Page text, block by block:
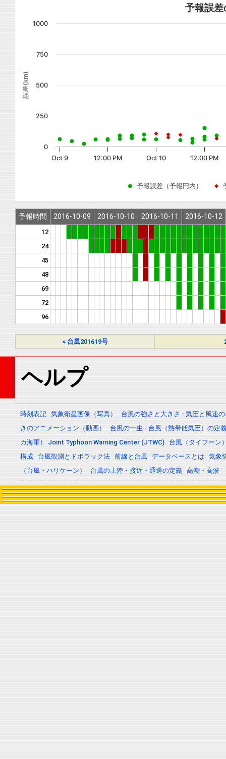
誤差(km)
予報誤
予報誤差（予報円内）
Oct 9 12:00 PM Oct 10 12:00 PM
0
250
500
750
1000
予報時間 2016-10-09 2016-10-10 2016-10-11 2016-10-12
12
24
45
48
69
72
96
< 台風201619号
ヘルプ
時刻表記 気象衛星画像（写真）
台風の強さと大きさ - 気圧と風速
きのアニメーション（動画）
台風の一生 - 台風（熱帯低気圧）の定
カ海軍） Joint Typhoon Warning Center (JTWC)
台風（タイフーン
構成
台風観測とドボラック法 前線と台風 データベースとは
気象
（台風・ハリケーン）
台風の上陸・接近・通過の定義 高潮・高波